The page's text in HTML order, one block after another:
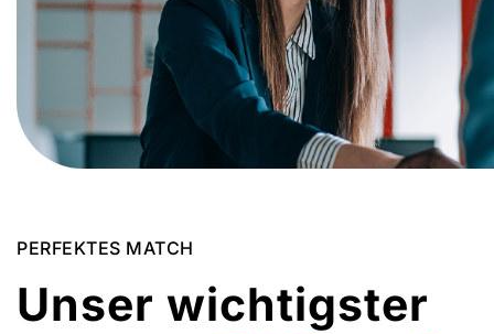
PERFEKTES MATCH
Unser wichtigster